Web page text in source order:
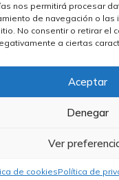
nos permitirá procesar
de navegación o las
No consentir o retirar el
a ciertas
Aceptar
Denegar
Ver
de cookiesPolítica de
privacidad
cookies
condiciones
frecuentes
de la reparación y el
€